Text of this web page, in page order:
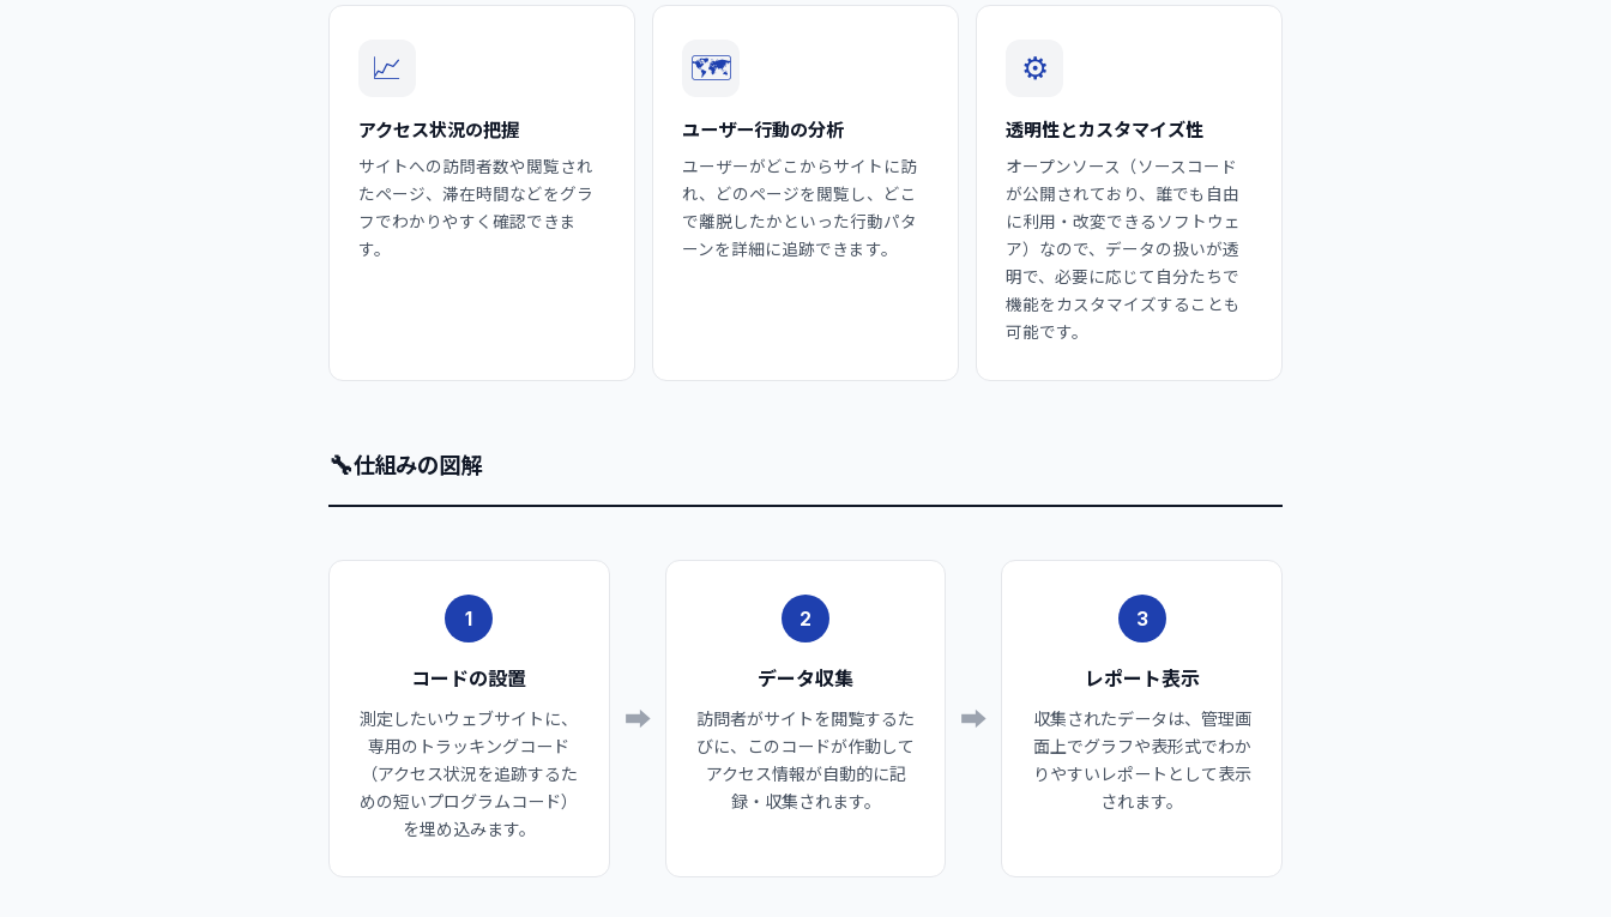
📈
アクセス状況の把握
サイトへの訪問者数や閲覧され
たページ、滞在時間などをグラ
フでわかりやすく確認できま
す。
🗺️
ユーザー行動の分析
ユーザーがどこからサイトに訪
れ、どのページを閲覧し、どこ
で離脱したかといった行動パタ
ーンを詳細に追跡できます。
⚙️
透明性とカスタマイズ性
オープンソース（ソースコード
が公開されており、誰でも自由
に利用・改変できるソフトウェ
ア）なので、データの扱いが透
明で、必要に応じて自分たちで
機能をカスタマイズすることも
可能です。
🔧仕組みの図解
1
コードの設置
測定したいウェブサイトに、
専用のトラッキングコード
（アクセス状況を追跡するた
めの短いプログラムコード）
を埋め込みます。
➡
2
データ収集
訪問者がサイトを閲覧するた
びに、このコードが作動して
アクセス情報が自動的に記
録・収集されます。
➡
3
レポート表示
収集されたデータは、管理画
面上でグラフや表形式でわか
りやすいレポートとして表示
されます。